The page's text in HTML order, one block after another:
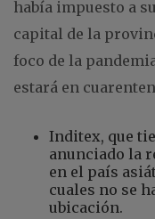
había impuesto a
capital de la
foco de la
estará en
Inditex, que
anunciado la
en el país
cuales no se
ubicación.